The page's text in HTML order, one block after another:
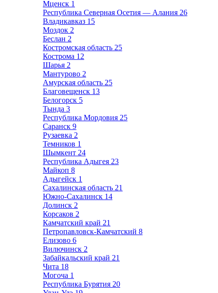
Мценск 1
Республика Северная Осетия — Алания 26
Владикавказ 15
Моздок 2
Беслан 2
Костромская область 25
Кострома 12
Шарья 2
Мантурово 2
Амурская область 25
Благовещенск 13
Белогорск 5
Тында 3
Республика Мордовия 25
Саранск 9
Рузаевка 2
Темников 1
Шымкент 24
Республика Адыгея 23
Майкоп 8
Адыгейск 1
Сахалинская область 21
Южно-Сахалинск 14
Долинск 2
Корсаков 2
Камчатский край 21
Петропавловск-Камчатский 8
Елизово 6
Вилючинск 2
Забайкальский край 21
Чита 18
Могоча 1
Республика Бурятия 20